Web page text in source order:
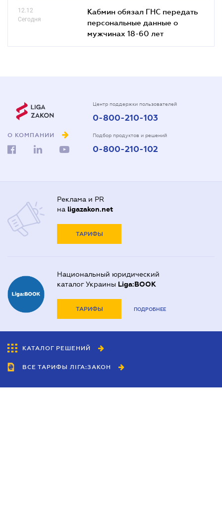
12.12
Сегодня
Кабмин обязал ГНС передать
персональные данные о
мужчинах 18-60 лет
О КОМПАНИИ
Центр поддержки пользователей
0-800-210-103
Подбор продуктов и решений
0-800-210-102
Реклама и PR
на ligazakon.net
ТАРИФЫ
Национальный юридический
каталог Украины Liga:BOOK
ТАРИФЫ ПОДРОБНЕЕ
КАТАЛОГ РЕШЕНИЙ
ВСЕ ТАРИФЫ ЛІГА:ЗАКОН